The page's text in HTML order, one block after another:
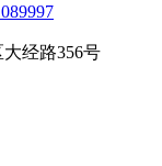
经路356号